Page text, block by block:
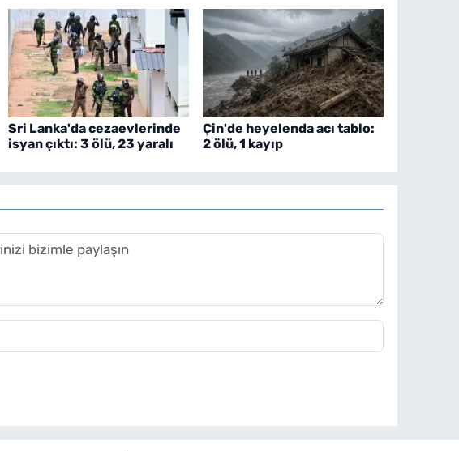
Sri Lanka'da cezaevlerinde
isyan çıktı: 3 ölü, 23 yaralı
Çin'de heyelenda acı tablo:
2 ölü, 1 kayıp